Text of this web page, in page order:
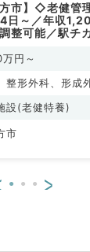
方市】◇老健管
日～／年収
整可能／駅チ
す（内科系・
円～
整形外科、形成
、呼吸器外科、
呼吸器内科、消
外科、消化器外
設(老健特養)
市
>